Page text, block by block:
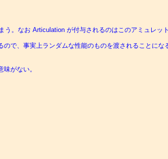
。なお Articulation が付与されるのはこのアミュレット
で、事実上ランダムな性能のものを渡されることにな
がない。